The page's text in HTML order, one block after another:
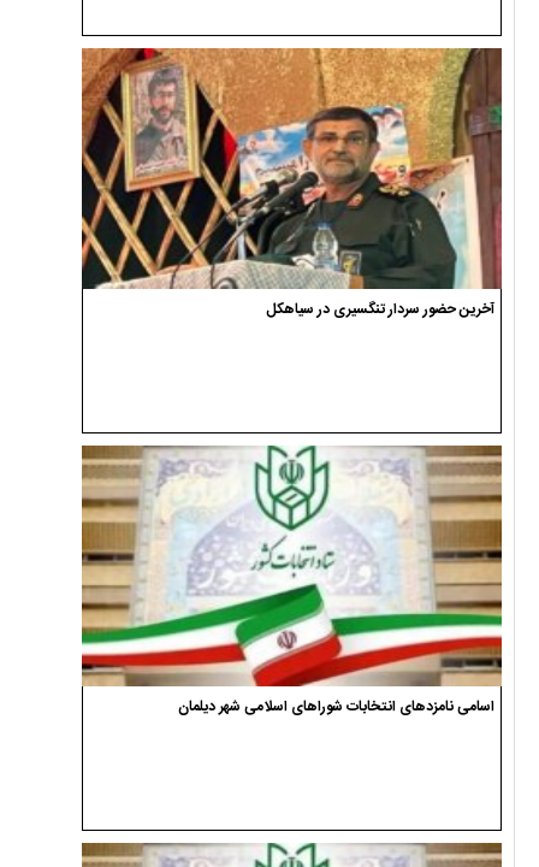
آخرین حضور سردار تنگسیری در سیاهکل
اسامی نامزدهای انتخابات شوراهای اسلامی شهر دیلمان